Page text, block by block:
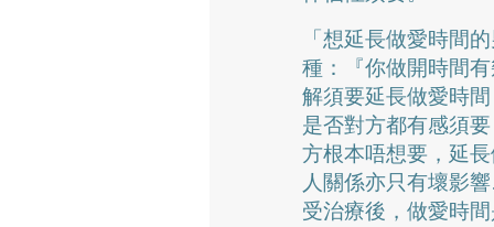
「想延長做愛時間
種：『你做開時間
解須要延長做愛時
是否對方都有感須
方根本唔想要，延
人關係亦只有壞影
受治療後，做愛時